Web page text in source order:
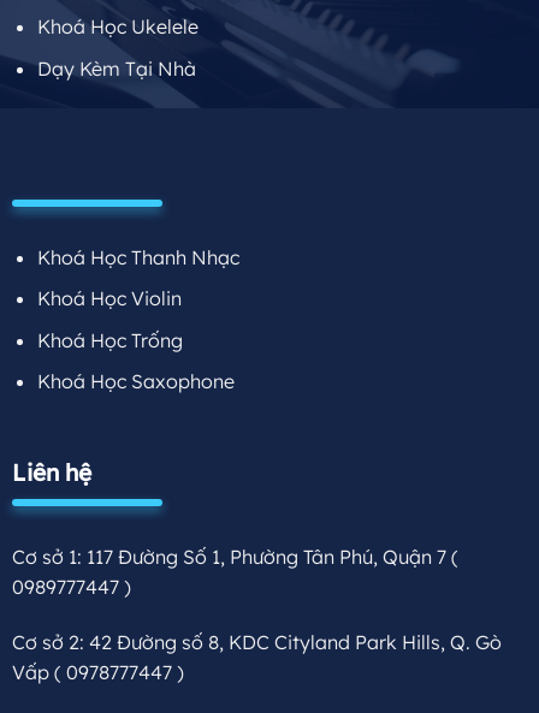
Khoá Học Ukelele
Dạy Kèm Tại Nhà
Khoá Học Thanh Nhạc
Khoá Học Violin
Khoá Học Trống
Khoá Học Saxophone
Liên hệ
Cơ sở 1: 117 Đường Số 1, Phường Tân Phú, Quận 7 (
0989777447 )
Cơ sở 2: 42 Đường số 8, KDC Cityland Park Hills, Q. Gò
Vấp( 0978777447 )